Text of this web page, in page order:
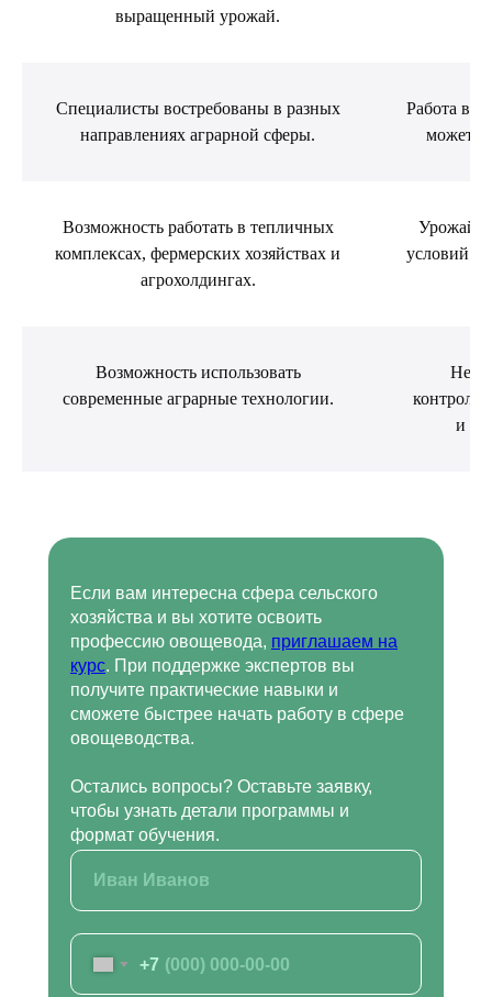
выращенный урожай.
Специалисты востребованы в разных
направлениях аграрной сферы.
Работа в
может
Возможность работать в тепличных
комплексах, фермерских хозяйствах и
агрохолдингах.
условий и
Возможность использовать
современные аграрные технологии.
и
Если вам интересна сфера сельского
хозяйства и вы хотите освоить
профессию овощевода, приглашаем на
курс. При поддержке экспертов вы
получите практические навыки и
сможете быстрее начать работу в сфере
овощеводства.
Остались вопросы? Оставьте заявку,
чтобы узнать детали программы и
формат обучения.
+7
РЕКВИЗИТЫ
ИНН 7722392399
ОГРН 1177700004063
ул. Россошанская, д. 4, к. 1, этаж 1
Контакт-центр
8 (800) 775-79-32, 8 (495) 677-96-17
help.dpomipk@dpomipk.ru
ОБРАТНЫЙ ЗВОНОК